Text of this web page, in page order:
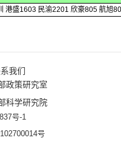
港盛1603 民渝2201 欣豪805 航旭
我们
政策研究室
科学研究院
号-1
号